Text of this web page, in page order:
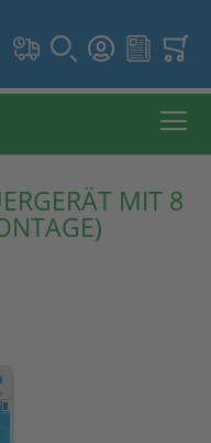
MIT 8